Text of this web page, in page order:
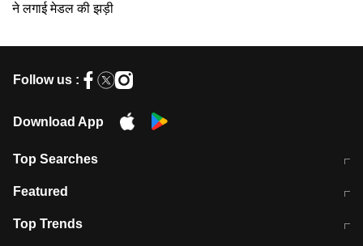
ने लगाई मेडल की झड़ी
Follow us :
Download App
Top Searches
मुंबई में लगे 'जेन जी' के पोस्टर, लिखा- 'मैं
Featured
10 अगस्त को विधानसभा का घेराव करेंगे
Top Trends